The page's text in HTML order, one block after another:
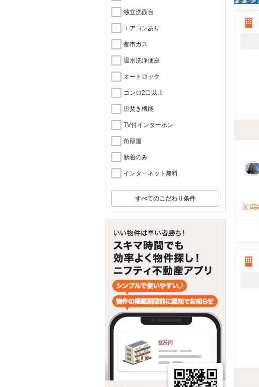
独立洗面台
エアコンあり
都市ガス
温水洗浄便座
オートロック
コンロ2口以上
追焚き機能
TV付インターホン
角部屋
新着のみ
インターネット無料
すべてのこだわり条件